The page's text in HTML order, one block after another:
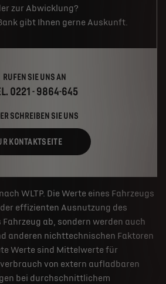
zur Abwicklung?
gibt Ihnen gerne Auskunft.
RUFEN SIE UNS AN
0221 - 9864-645
SCHREIBEN SIE UNS
KONTAKTSEITE
WLTP. Die Werte eines Fahrzeugs
effizienten Ausnutzung des
ab, sondern werden auch
anderen nichttechnischen Faktoren
Werte sind Mittelwerte für
von extern aufladbaren
bei durchschnittlichem